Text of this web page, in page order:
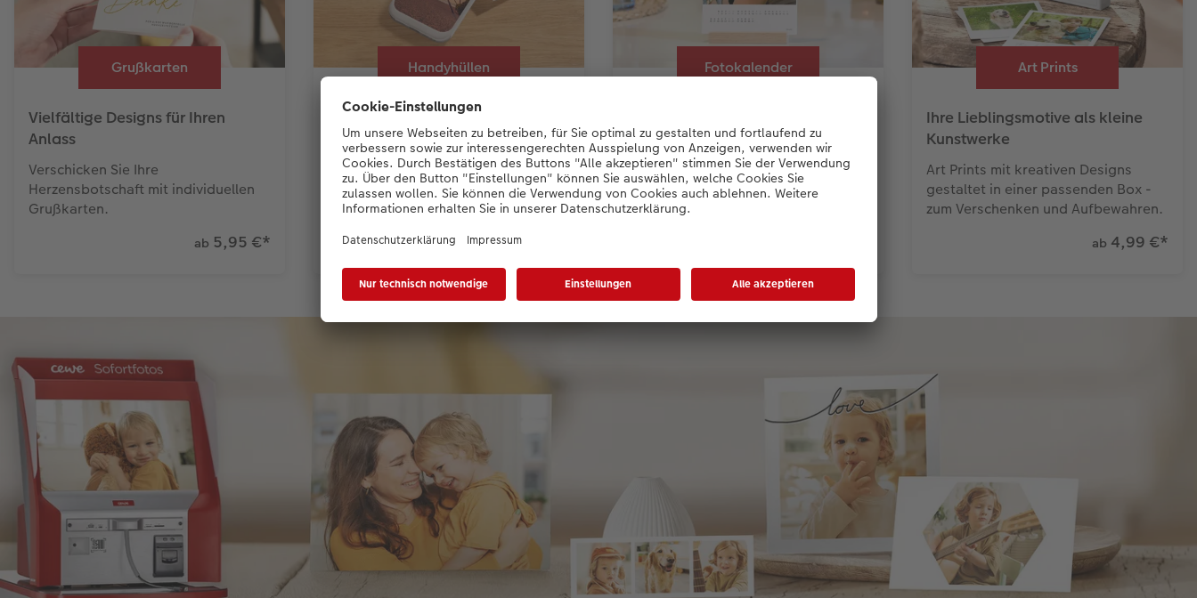
Grußkarten
Vielfältige Designs für Ihren
Anlass
Verschicken Sie Ihre
Herzensbotschaft mit individuellen
Grußkarten.
ab 5,95 €*
Handyhüllen
Schön gestaltet, gut geschützt
Gestalten Sie Ihre Handyhülle mit
Ihrem Lieblingsmotiv und
passendem Design.
ab19,99 €
Fotokalender
Für Sie und Ihre Lieben: Teilen Sie in
Ihrem Fotokalender gemeinsame
Lieblingsmomente.
Art Prints
Ihre Lieblingsmotive als kleine
Kunstwerke
Art Prints mit kreativen Designs
gestaltet in einer passenden Box -
zum Verschenken und Aufbewahren.
ab 4,99 €*